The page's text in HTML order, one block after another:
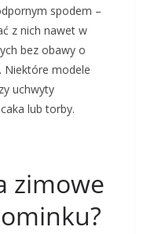
spodem –
z nich nawet w
bez obawy o
Niektóre modele
uchwyty
lub torby.
zimowe